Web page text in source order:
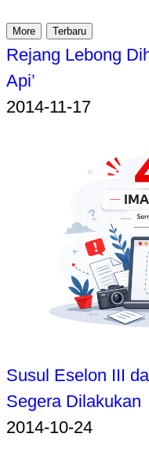
More Terbaru
Rejang Lebong
Api’
2014-11-17
Susul Eselon III
Segera Dilakukan
2014-10-24